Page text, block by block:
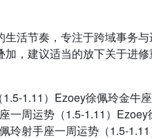
活节奏，专注于跨域事务
，建议适当的放下关于进
（1.5-1.11）Ezoey徐佩玲金
一周运势（1.5-1.11）
玲射手座一周运势（1.5-